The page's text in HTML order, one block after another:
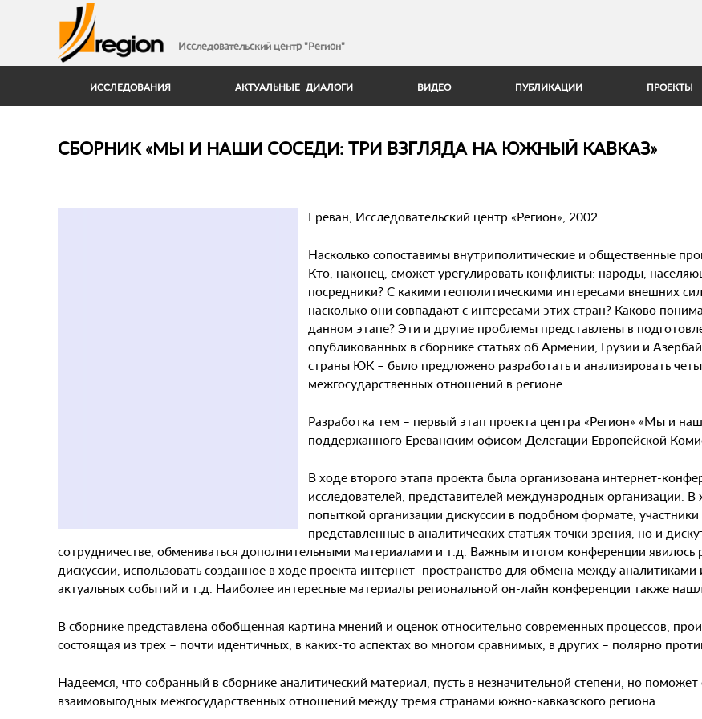
Исследовательский центр "Регион"
ИССЛЕДОВАНИЯ АКТУАЛЬНЫЕ ДИАЛОГИ ВИДЕО ПУБЛИКАЦИИ ПРОЕКТЫ
СБОРНИК «МЫ И НАШИ СОСЕДИ: ТРИ ВЗГЛЯДА НА ЮЖНЫЙ КАВКАЗ»
Ереван, Исследовательский центр «Регион», 2002
Насколько сопоставимы внутриполитические и общественные
Кто, наконец, сможет урегулировать конфликты: народы,
посредники? С какими геополитическими интересами внешних
насколько они совпадают с интересами этих стран? Каково
данном этапе? Эти и другие проблемы представлены в
опубликованных в сборнике статьях об Армении, Грузии и
страны ЮК – было предложено разработать и анализировать
межгосударственных отношений в регионе.
Разработка тем – первый этап проекта центра «Регион» «Мы и
поддержанного Ереванским офисом Делегации Европейской
В ходе второго этапа проекта была организована интернет-
исследователей, представителей международных организации.
попыткой организации дискуссии в подобном формате,
представленные в аналитических статьях точки зрения, но и
сотрудничестве, обмениваться дополнительными материалами и т.д. Важным итогом конференции
дискуссии, использовать созданное в ходе проекта интернет–пространство для обмена между
актуальных событий и т.д. Наиболее интересные материалы региональной он-лайн конференции также
В сборнике представлена обобщенная картина мнений и оценок относительно современных процессов,
состоящая из трех – почти идентичных, в каких-то аспектах во многом сравнимых, в других – полярно
Надеемся, что собранный в сборнике аналитический материал, пусть в незначительной степени, но
взаимовыгодных межгосударственных отношений между тремя странами южно-кавказского региона.